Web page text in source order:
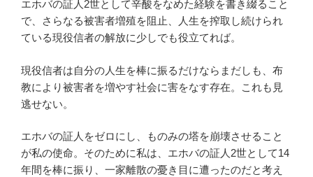
エホバの証人2世として辛酸をなめた経験を書き綴ること
で、さらなる被害者増殖を阻止、人生を搾取し続けられ
ている現役信者の解放に少しでも役立てれば。
現役信者は自分の人生を棒に振るだけならまだしも、布
教により被害者を増やす社会に害をなす存在。これも見
逃せない。
エホバの証人をゼロにし、ものみの塔を崩壊させること
が私の使命。そのために私は、エホバの証人2世として14
年間を棒に振り、一家離散の憂き目に遭ったのだと考え